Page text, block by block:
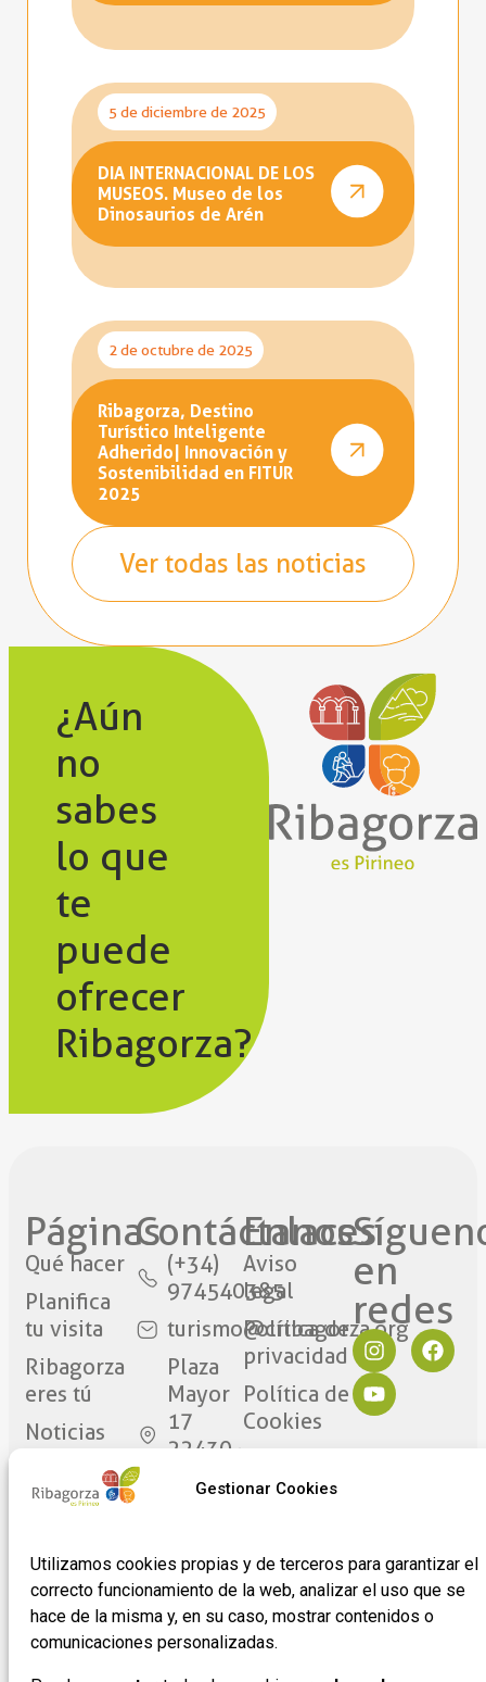
Gestionar Cookies
Utilizamos cookies propias y de terceros para garantizar el
correcto funcionamiento de la web, analizar el uso que se
hace de la misma y, en su caso, mostrar contenidos o
comunicaciones personalizadas.
5 de diciembre de 2025
DIA INTERNACIONAL DE LOS
MUSEOS. Museo de los
Dinosaurios de Arén
2 de octubre de 2025
Ribagorza, Destino
Turístico Inteligente
Adherido| Innovación y
Sostenibilidad en FITUR
2025
Ver todas las noticias
¿Aún
no
sabes
lo que
te
puede
ofrecer
Ribagorza?
Páginas
Qué hacer
Planifica
tu visita
Ribagorza
eres tú
Noticias
Contáctanos​
(+34)
974540385
turismo@cribagorza.org
Plaza
Mayor
17
22430 ·
Graus
(Huesca)
Enlaces
Aviso
legal
Política de
privacidad
Política de
Cookies
de
empresas
en
redes​